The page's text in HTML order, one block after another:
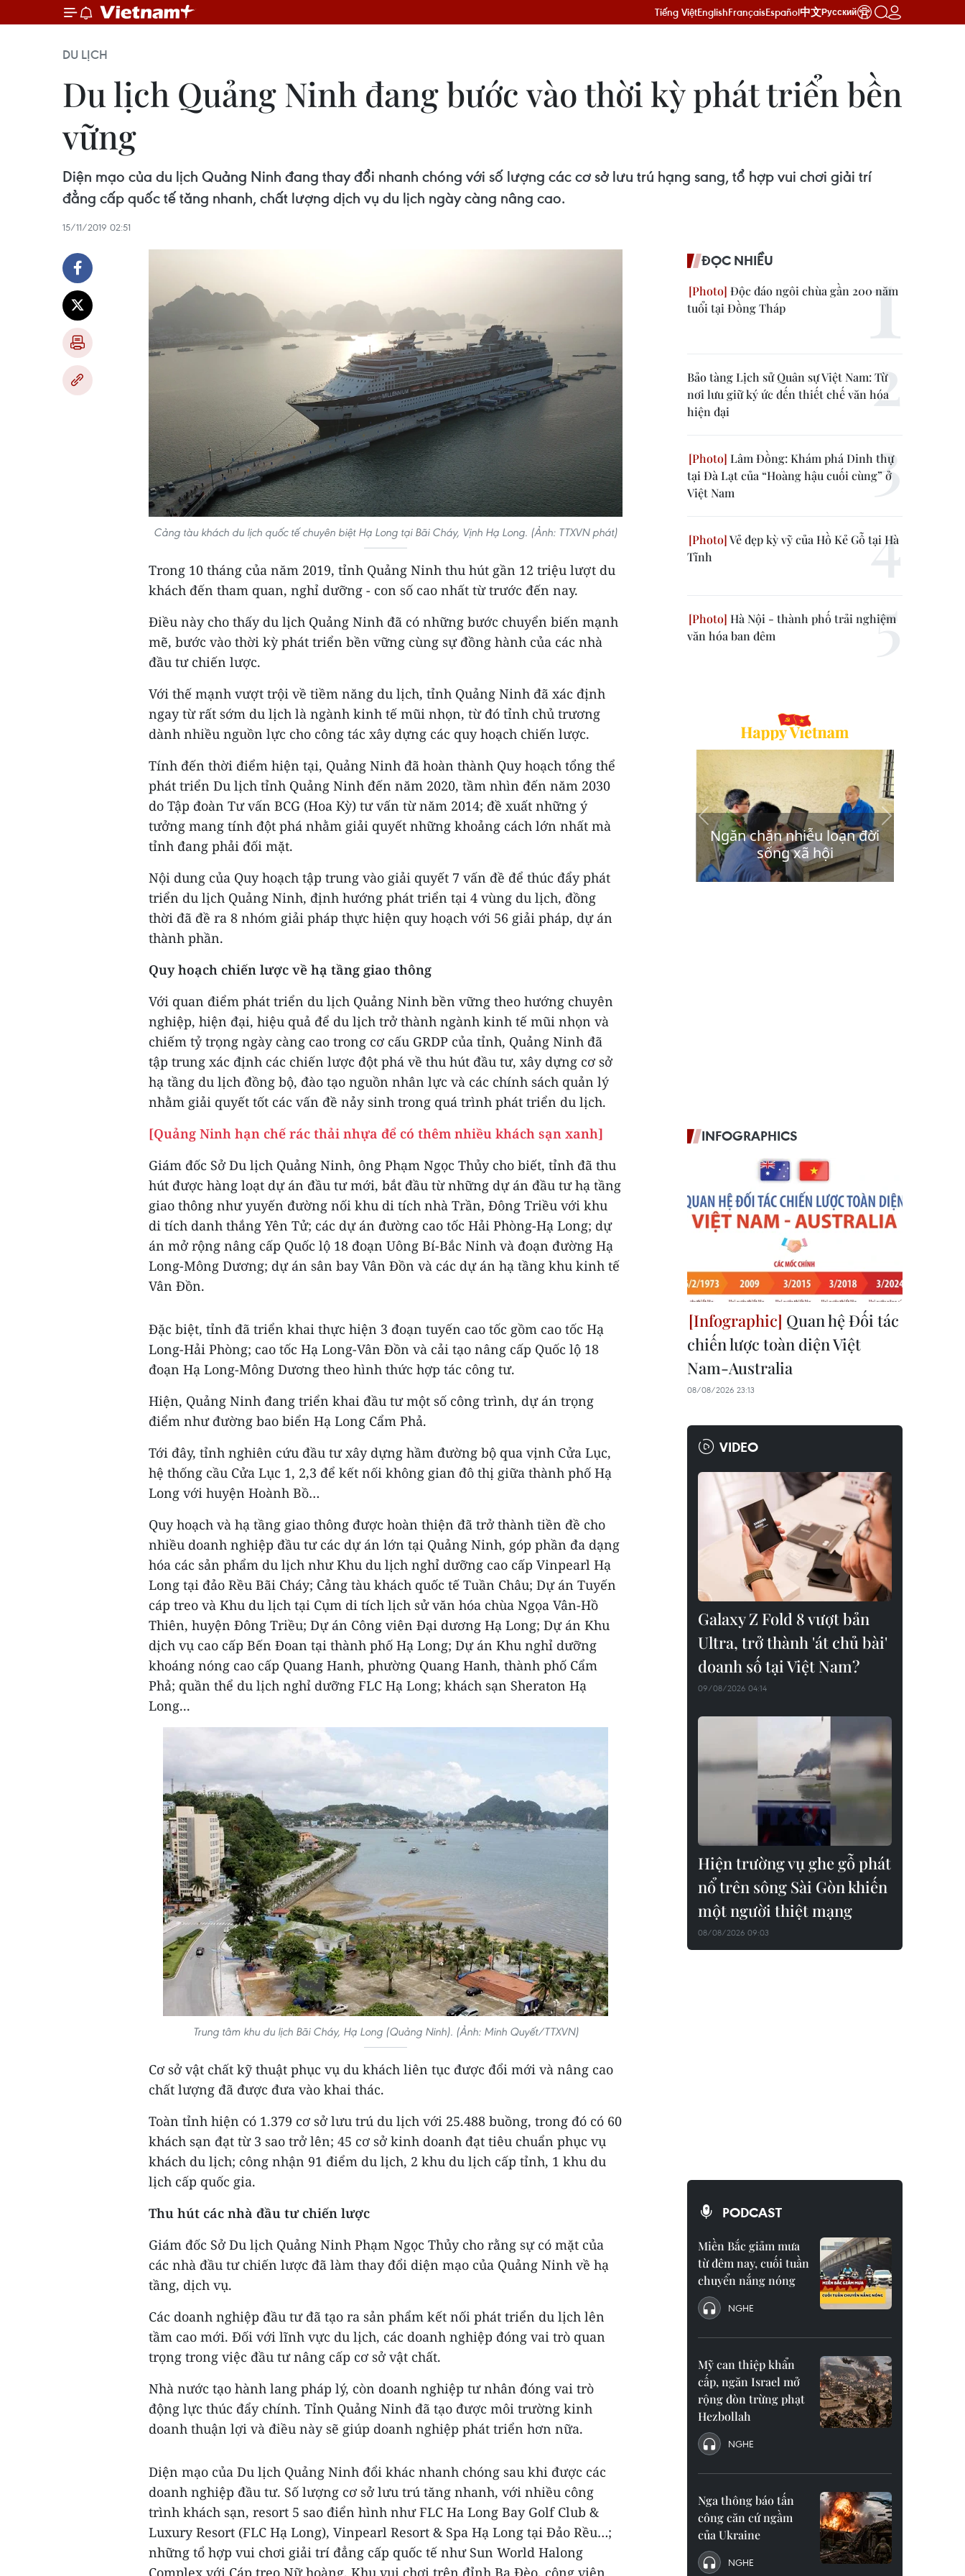
Tiếng ViệtEnglishFrançaisEspañol中文Русский
DU LỊCH
Du lịch Quảng Ninh đang bước vào thời kỳ phát triển bền
vững
Diện mạo của du lịch Quảng Ninh đang thay đổi nhanh chóng với số lượng các cơ sở lưu trú hạng sang, tổ hợp vui chơi giải trí
đẳng cấp quốc tế tăng nhanh, chất lượng dịch vụ du lịch ngày càng nâng cao.
15/11/2019 02:51
Cảng tàu khách du lịch quốc tế chuyên biệt Hạ Long tại Bãi Cháy, Vịnh Hạ Long. (Ảnh: TTXVN phát)
Trong 10 tháng của năm 2019, tỉnh Quảng Ninh thu hút gần 12 triệu lượt du
khách đến tham quan, nghỉ dưỡng - con số cao nhất từ trước đến nay.
Điều này cho thấy du lịch Quảng Ninh đã có những bước chuyển biến mạnh
mẽ, bước vào thời kỳ phát triển bền vững cùng sự đồng hành của các nhà
đầu tư chiến lược.
Với thế mạnh vượt trội về tiềm năng du lịch, tỉnh Quảng Ninh đã xác định
ngay từ rất sớm du lịch là ngành kinh tế mũi nhọn, từ đó tỉnh chủ trương
dành nhiều nguồn lực cho công tác xây dựng các quy hoạch chiến lược.
Tính đến thời điểm hiện tại, Quảng Ninh đã hoàn thành Quy hoạch tổng thể
phát triển Du lịch tỉnh Quảng Ninh đến năm 2020, tầm nhìn đến năm 2030
do Tập đoàn Tư vấn BCG (Hoa Kỳ) tư vấn từ năm 2014; đề xuất những ý
tưởng mang tính đột phá nhằm giải quyết những khoảng cách lớn nhất mà
tỉnh đang phải đối mặt.
Nội dung của Quy hoạch tập trung vào giải quyết 7 vấn đề để thúc đẩy phát
triển du lịch Quảng Ninh, định hướng phát triển tại 4 vùng du lịch, đồng
thời đã đề ra 8 nhóm giải pháp thực hiện quy hoạch với 56 giải pháp, dự án
thành phần.
Quy hoạch chiến lược về hạ tầng giao thông
Với quan điểm phát triển du lịch Quảng Ninh bền vững theo hướng chuyên
nghiệp, hiện đại, hiệu quả để du lịch trở thành ngành kinh tế mũi nhọn và
chiếm tỷ trọng ngày càng cao trong cơ cấu GRDP của tỉnh, Quảng Ninh đã
tập trung xác định các chiến lược đột phá về thu hút đầu tư, xây dựng cơ sở
hạ tầng du lịch đồng bộ, đào tạo nguồn nhân lực và các chính sách quản lý
nhằm giải quyết tốt các vấn đề nảy sinh trong quá trình phát triển du lịch.
[Quảng Ninh hạn chế rác thải nhựa để có thêm nhiều khách sạn xanh]
Giám đốc Sở Du lịch Quảng Ninh, ông Phạm Ngọc Thủy cho biết, tỉnh đã thu
hút được hàng loạt dự án đầu tư mới, bắt đầu từ những dự án đầu tư hạ tầng
giao thông như yuyến đường nối khu di tích nhà Trần, Đông Triều với khu
di tích danh thắng Yên Tử; các dự án đường cao tốc Hải Phòng-Hạ Long; dự
án mở rộng nâng cấp Quốc lộ 18 đoạn Uông Bí-Bắc Ninh và đoạn đường Hạ
Long-Mông Dương; dự án sân bay Vân Đồn và các dự án hạ tầng khu kinh tế
Vân Đồn.
Đặc biệt, tỉnh đã triển khai thực hiện 3 đoạn tuyến cao tốc gồm cao tốc Hạ
Long-Hải Phòng; cao tốc Hạ Long-Vân Đồn và cải tạo nâng cấp Quốc lộ 18
đoạn Hạ Long-Mông Dương theo hình thức hợp tác công tư.
Hiện, Quảng Ninh đang triển khai đầu tư một số công trình, dự án trọng
điểm như đường bao biển Hạ Long Cẩm Phả.
Tới đây, tỉnh nghiên cứu đầu tư xây dựng hầm đường bộ qua vịnh Cửa Lục,
hệ thống cầu Cửa Lục 1, 2,3 để kết nối không gian đô thị giữa thành phố Hạ
Long với huyện Hoành Bồ…
Quy hoạch và hạ tầng giao thông được hoàn thiện đã trở thành tiền đề cho
nhiều doanh nghiệp đầu tư các dự án lớn tại Quảng Ninh, góp phần đa dạng
hóa các sản phẩm du lịch như Khu du lịch nghỉ dưỡng cao cấp Vinpearl Hạ
Long tại đảo Rều Bãi Cháy; Cảng tàu khách quốc tế Tuần Châu; Dự án Tuyến
cáp treo và Khu du lịch tại Cụm di tích lịch sử văn hóa chùa Ngọa Vân-Hồ
Thiên, huyện Đông Triều; Dự án Công viên Đại dương Hạ Long; Dự án Khu
dịch vụ cao cấp Bến Đoan tại thành phố Hạ Long; Dự án Khu nghỉ dưỡng
khoáng nóng cao cấp Quang Hanh, phường Quang Hanh, thành phố Cẩm
Phả; quần thể du lịch nghỉ dưỡng FLC Hạ Long; khách sạn Sheraton Hạ
Long...
Trung tâm khu du lịch Bãi Cháy, Hạ Long (Quảng Ninh). (Ảnh: Minh Quyết/TTXVN)
Cơ sở vật chất kỹ thuật phục vụ du khách liên tục được đổi mới và nâng cao
chất lượng đã được đưa vào khai thác.
Toàn tỉnh hiện có 1.379 cơ sở lưu trú du lịch với 25.488 buồng, trong đó có 60
khách sạn đạt từ 3 sao trở lên; 45 cơ sở kinh doanh đạt tiêu chuẩn phục vụ
khách du lịch; công nhận 91 điểm du lịch, 2 khu du lịch cấp tỉnh, 1 khu du
lịch cấp quốc gia.
Thu hút các nhà đầu tư chiến lược
Giám đốc Sở Du lịch Quảng Ninh Phạm Ngọc Thủy cho rằng sự có mặt của
các nhà đầu tư chiến lược đã làm thay đổi diện mạo của Quảng Ninh về hạ
tầng, dịch vụ.
Các doanh nghiệp đầu tư đã tạo ra sản phẩm kết nối phát triển du lịch lên
tầm cao mới. Đối với lĩnh vực du lịch, các doanh nghiệp đóng vai trò quan
trọng trong việc đầu tư nâng cấp cơ sở vật chất.
Nhà nước tạo hành lang pháp lý, còn doanh nghiệp tư nhân đóng vai trò
động lực thúc đẩy chính. Tỉnh Quảng Ninh đã tạo được môi trường kinh
doanh thuận lợi và điều này sẽ giúp doanh nghiệp phát triển hơn nữa.
Diện mạo của Du lịch Quảng Ninh đổi khác nhanh chóng sau khi được các
doanh nghiệp đầu tư. Số lượng cơ sở lưu trú tăng nhanh, với nhiều công
trình khách sạn, resort 5 sao điển hình như FLC Ha Long Bay Golf Club &
Luxury Resort (FLC Hạ Long), Vinpearl Resort & Spa Hạ Long tại Đảo Rều…;
những tổ hợp vui chơi giải trí đẳng cấp quốc tế như Sun World Halong
Complex với Cáp treo Nữ hoàng, Khu vui chơi trên đỉnh Ba Đèo, công viên
ĐỌC NHIỀU
Độc đáo ngôi chùa gần 200 năm
tuổi tại Đồng Tháp
Bảo tàng Lịch sử Quân sự Việt Nam: Từ
nơi lưu giữ ký ức đến thiết chế văn hóa
hiện đại
Lâm Đồng: Khám phá Dinh thự
tại Đà Lạt của “Hoàng hậu cuối cùng” ở
Việt Nam
Vẻ đẹp kỳ vỹ của Hồ Kẻ Gỗ tại Hà
Tĩnh
Hà Nội - thành phố trải nghiệm
văn hóa ban đêm
INFOGRAPHICS
Quan hệ Đối tác
chiến lược toàn diện Việt
Nam-Australia
08/08/2026 23:13
VIDEO
Galaxy Z Fold 8 vượt bản
Ultra, trở thành 'át chủ bài'
doanh số tại Việt Nam?
09/08/2026 04:14
Hiện trường vụ ghe gỗ phát
nổ trên sông Sài Gòn khiến
một người thiệt mạng
08/08/2026 09:03
PODCAST
Miền Bắc giảm mưa
từ đêm nay, cuối tuần
chuyển nắng nóng
NGHE
Mỹ can thiệp khẩn
cấp, ngăn Israel mở
rộng đòn trừng phạt
Hezbollah
NGHE
Nga thông báo tấn
công căn cứ ngầm
của Ukraine
NGHE